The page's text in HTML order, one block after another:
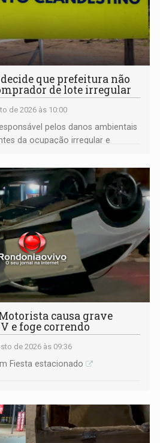
decide que prefeitura não
de lote irregular
de 2026 às 10:00
pelos danos ambientais
da ocupação irregular e
causa grave
e foge correndo
de 2026 às 09:36
Fiesta estacionado